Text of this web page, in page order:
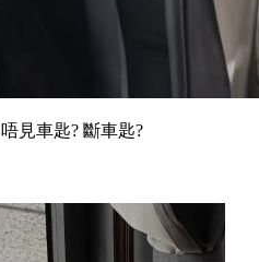
見車匙? 斷車匙?